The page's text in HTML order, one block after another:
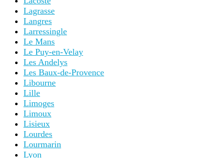
Lagrasse
Langres
Larressingle
Le Mans
Le Puy-en-Velay
Les Andelys
Les Baux-de-Provence
Libourne
Lille
Limoges
Limoux
Lisieux
Lourdes
Lourmarin
Lyon